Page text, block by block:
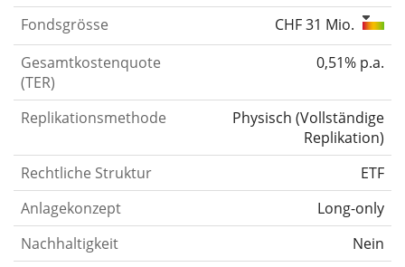
Fondsgrösse
CHF 31 Mio.
Gesamtkostenquote
(TER)
0,51% p.a.
Replikationsmethode Physisch (Vollständige
Replikation)
Rechtliche Struktur
ETF
Anlagekonzept
Long-only
Nachhaltigkeit
Nein